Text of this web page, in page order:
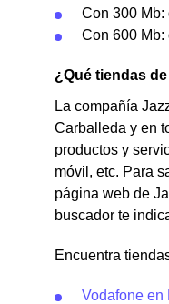
Con 300 Mb:
Con 600 Mb:
¿Qué tiendas
La compañía
Carballeda y en
productos y
móvil, etc. Para
página web de
buscador te
Encuentra
Vodafone en